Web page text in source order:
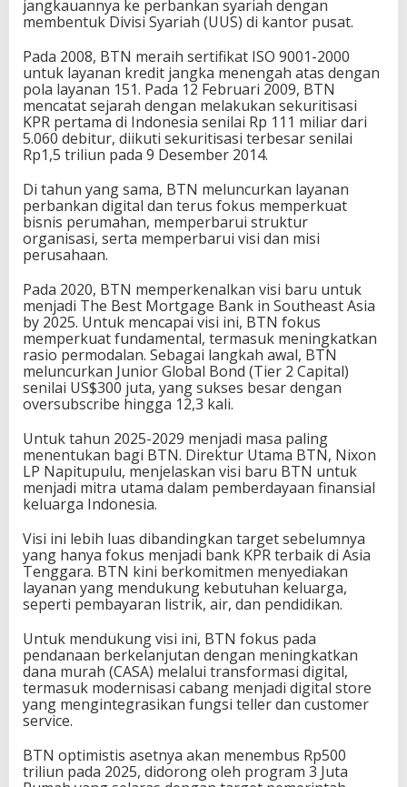
jangkauannya ke perbankan syariah dengan
membentuk Divisi Syariah (UUS) di kantor pusat.
Pada 2008, BTN meraih sertifikat ISO 9001-2000
untuk layanan kredit jangka menengah atas dengan
pola layanan 151. Pada 12 Februari 2009, BTN
mencatat sejarah dengan melakukan sekuritisasi
KPR pertama di Indonesia senilai Rp 111 miliar dari
5.060 debitur, diikuti sekuritisasi terbesar senilai
Rp1,5 triliun pada 9 Desember 2014.
Di tahun yang sama, BTN meluncurkan layanan
perbankan digital dan terus fokus memperkuat
bisnis perumahan, memperbarui struktur
organisasi, serta memperbarui visi dan misi
perusahaan.
Pada 2020, BTN memperkenalkan visi baru untuk
menjadi The Best Mortgage Bank in Southeast Asia
by 2025. Untuk mencapai visi ini, BTN fokus
memperkuat fundamental, termasuk meningkatkan
rasio permodalan. Sebagai langkah awal, BTN
meluncurkan Junior Global Bond (Tier 2 Capital)
senilai US$300 juta, yang sukses besar dengan
oversubscribe hingga 12,3 kali.
Untuk tahun 2025-2029 menjadi masa paling
menentukan bagi BTN. Direktur Utama BTN, Nixon
LP Napitupulu, menjelaskan visi baru BTN untuk
menjadi mitra utama dalam pemberdayaan finansial
keluarga Indonesia.
Visi ini lebih luas dibandingkan target sebelumnya
yang hanya fokus menjadi bank KPR terbaik di Asia
Tenggara. BTN kini berkomitmen menyediakan
layanan yang mendukung kebutuhan keluarga,
seperti pembayaran listrik, air, dan pendidikan.
Untuk mendukung visi ini, BTN fokus pada
pendanaan berkelanjutan dengan meningkatkan
dana murah (CASA) melalui transformasi digital,
termasuk modernisasi cabang menjadi digital store
yang mengintegrasikan fungsi teller dan customer
service.
BTN optimistis asetnya akan menembus Rp500
triliun pada 2025, didorong oleh program 3 Juta